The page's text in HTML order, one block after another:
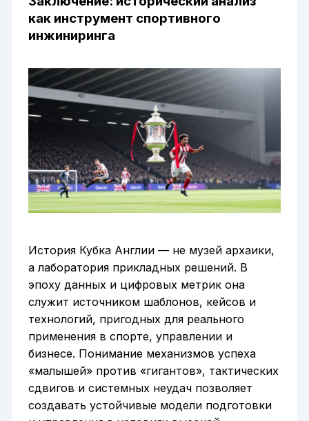
как инструмент спортивного
инжиниринга
История Кубка Англии — не музей архаики,
а лаборатория прикладных решений. В
эпоху данных и цифровых метрик она
служит источником шаблонов, кейсов и
технологий, пригодных для реального
применения в спорте, управлении и
бизнесе. Понимание механизмов успеха
«малышей» против «гигантов», тактических
сдвигов и системных неудач позволяет
создавать устойчивые модели подготовки